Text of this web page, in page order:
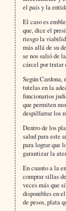
el país y la
El caso es
que, dice el
riesgo la
más allá de su
se nos salió de
cárcel por tratar
Según Cardona,
tutelas en la
funcionarios
que permiten
despilfarrar los
Dentro de los
salud para este
para lograr que
garantizar la
En cuanto a la
comprar sillas
veces más que
disponibles en
de pesos, plata